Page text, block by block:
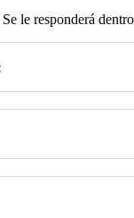
le responderá